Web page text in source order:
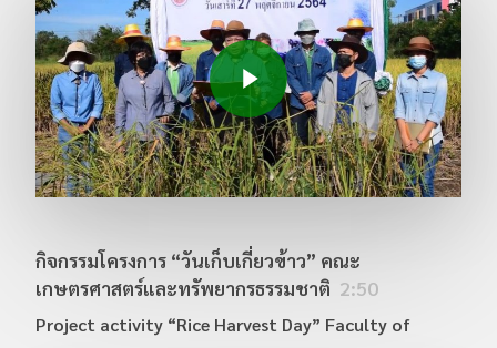
พิธีเปิดการแข่งขันกีฬา พะยอมเกมส์ ครั้งที่ 17